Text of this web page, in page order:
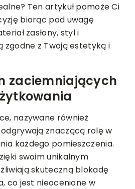
Ten artykuł pomoże Ci
biorąc pod uwagę
zasłony, styl i
zgodne z Twoją estetyką i
zaciemniających
nazywane również
znaczącą rolę w
każdego pomieszczenia.
swoim unikalnym
skuteczną blokadę
co jest nieocenione w